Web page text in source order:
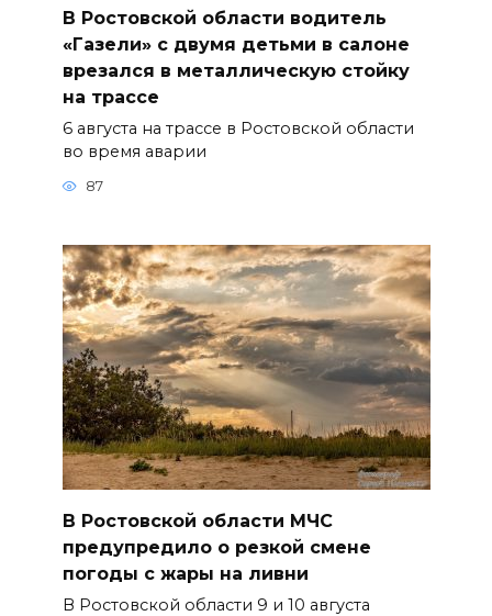
В Ростовской области водитель
«Газели» с двумя детьми в салоне
врезался в металлическую стойку
на трассе
6 августа на трассе в Ростовской области
во время аварии
87
В Ростовской области МЧС
предупредило о резкой смене
погоды с жары на ливни
В Ростовской области 9 и 10 августа